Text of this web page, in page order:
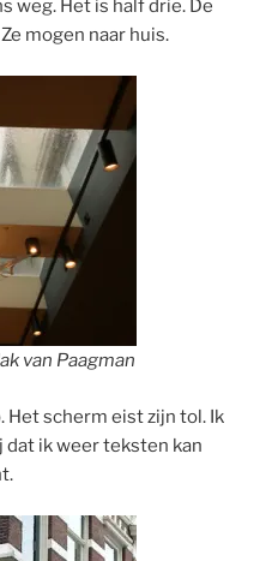
weg. Het is half drie. De
mogen naar huis.
van Paagman
Het scherm eist zijn tol. Ik
dat ik weer teksten kan